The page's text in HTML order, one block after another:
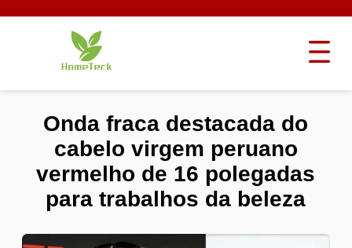
Onda fraca destacada do
cabelo virgem peruano
vermelho de 16 polegadas
para trabalhos da beleza